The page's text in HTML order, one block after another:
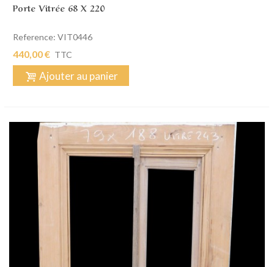
Porte Vitrée 68 X 220
Reference: VIT0446
440,00 € TTC
Ajouter au panier